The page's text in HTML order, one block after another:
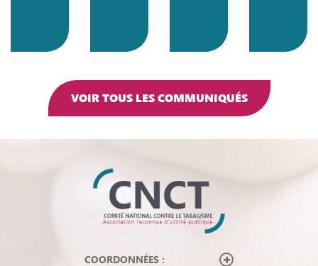
VOIR TOUS LES COMMUNIQUÉS
COORDONNÉES :